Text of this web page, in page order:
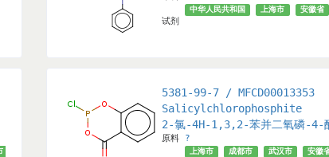
试剂
中华人民共和国 上海市 安徽省
5381-99-7 / MFCD00013353
Salicylchlorophosphite
2-氯-4H-1,3,2-苯并二氧磷-4-
原料 ?
上海市 成都市 武汉市 安徽